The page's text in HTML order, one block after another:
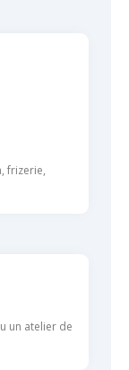
frizerie,
un atelier de